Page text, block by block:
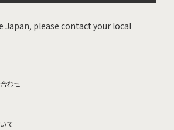
Japan, please contact your local
わせ
て